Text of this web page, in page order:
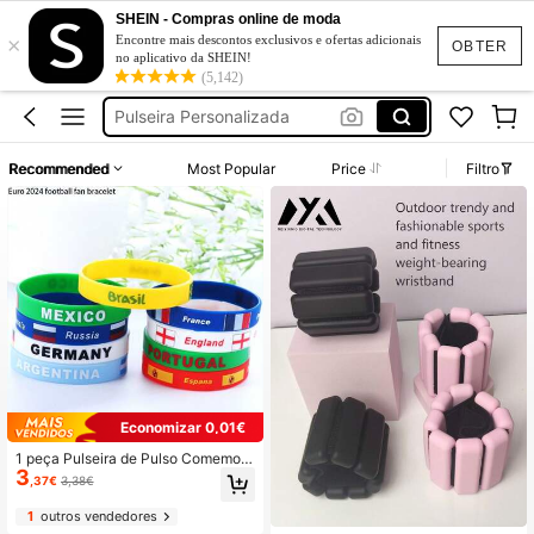
OBTER
×
SHEIN - Compras online de moda
Encontre mais descontos exclusivos e ofertas adicionais
no aplicativo da SHEIN!
(5,142)
Pulseira Borracha
Portugal Pulseira
Pulseira Silicone
Pulseira Personalizada
Pulseira Borracha
Portugal Pulseira
Recommended Most Popular Price Filtro
Economizar 0,01€
1 peça Pulseira de Pulso Comemora
tiva de Fã da Copa Europeia 2024 p
ara França, Argentina, Brasil e Outr
os Países
3 ,37€ 3,38€
1outros vendedores